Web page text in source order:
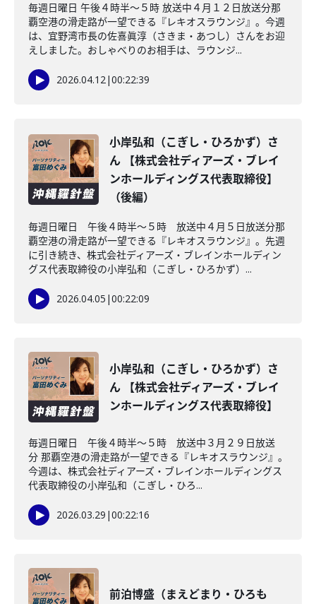
毎週日曜日 午後４時半～５時 放送中４月１２日放送分那
覇空港の滑走路が一望できる『レキオスラウンジ』。今週
は、宜野湾市長の佐喜眞淳（さきま・あつし）さんをお迎
えしました。おしゃべりのお相手は、ラウンジ...
2026.04.12|00:22:39
小岸弘和（こぎし・ひろかず）さ
ん 【株式会社ディアーズ・ブレイ
ンホールディングス代表取締役】
（後編）
毎週日曜日 午後４時半～５時 放送中４月５日放送分那
覇空港の滑走路が一望できる『レキオスラウンジ』。先週
に引き続き、株式会社ディアーズ・ブレインホールディン
グス代表取締役の小岸弘和（こぎし・ひろかず）...
2026.04.05 |00:22:09
小岸弘和（こぎし・ひろかず）さ
ん 【株式会社ディアーズ・ブレイ
ンホールディングス代表取締役】
毎週日曜日 午後４時半～５時 放送中３月２９日放送
分 那覇空港の滑走路が一望できる『レキオスラウンジ』。
今週は、株式会社ディアーズ・ブレインホールディングス
代表取締役の小岸弘和（こぎし・ひろ...
2026.03.29 |00:22:16
前泊博盛（まえどまり・ひろも